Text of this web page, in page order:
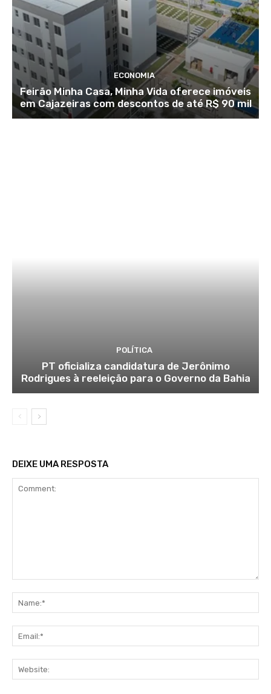
ECONOMIA
Feirão Minha Casa, Minha Vida oferece imóveis
em Cajazeiras com descontos de até R$ 90 mil
POLÍTICA
PT oficializa candidatura de Jerônimo
Rodrigues à reeleição para o Governo da Bahia
DEIXE UMA RESPOSTA